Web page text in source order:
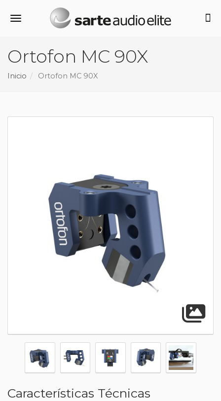
Alternar navegación
Ortofon MC 90X
Inicio Ortofon MC 90X
Características Técnicas